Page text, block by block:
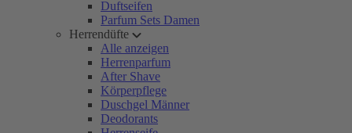
Duftseifen
Parfum Sets Damen
Herrendüfte
Alle anzeigen
Herrenparfum
After Shave
Körperpflege
Duschgel Männer
Deodorants